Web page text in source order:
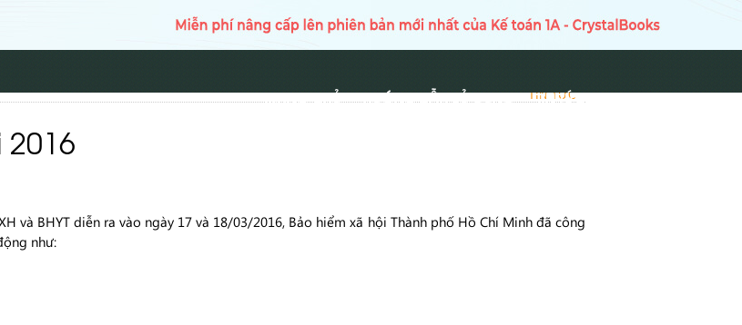
TRANG CHỦ HƯỚNG DẪN SỬ DỤNG TIN TỨC
TIN TỨC
và BHYT diễn ra vào ngày 17 và 18/03/2016, Bảo hiểm xã hội Thành phố Hồ Chí Minh đã công
như: